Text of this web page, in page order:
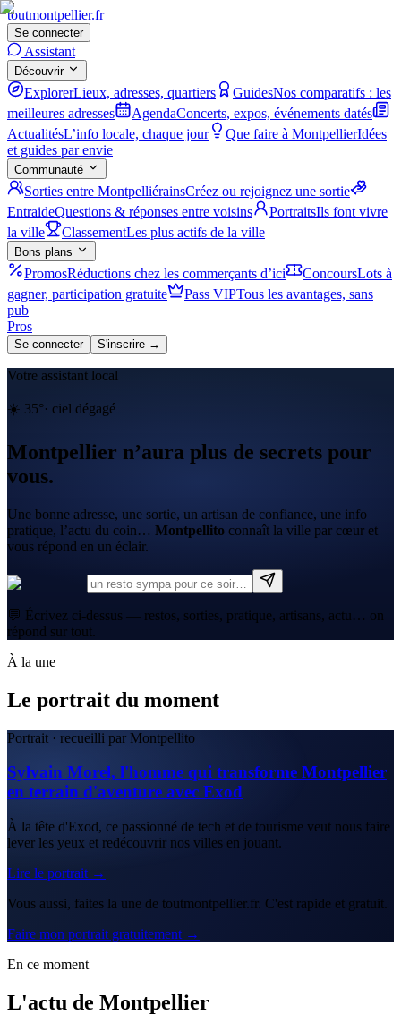
toutmontpellier.fr
Se connecter
Assistant
Découvrir
ExplorerLieux, adresses, quartiers GuidesNos comparatifs : les
meilleures adresses
AgendaConcerts, expos, événements datés
ActualitésL’info locale, chaque jour Que faire à MontpellierIdées
et guides par envie
Communauté
Sorties entre MontpelliérainsCréez ou rejoignez une sortie
EntraideQuestions & réponses entre voisins PortraitsIls font vivre
la ville
ClassementLes plus actifs de la ville
Bons plans
PromosRéductions chez les commerçants d’ici ConcoursLots à
gagner, participation gratuite
Pass VIPTous les avantages, sans
pub
Pros
Se connecter S'inscrire →
Votre assistant local
☀️ 35°· ciel dégagé
Montpellier n’aura plus de secrets pour
vous.
Une bonne adresse, une sortie, un artisan de confiance, une info
pratique, l’actu du coin… Montpellito connaît la ville par cœur et
vous répond en un éclair.
💬 Écrivez ci-dessus — restos, sorties, pratique, artisans, actu… on
répond sur tout.
À la une
Le portrait du moment
Portrait · recueilli par Montpellito
Sylvain Morel, l'homme qui transforme Montpellier
en terrain d'aventure avec Exod
À la tête d'Exod, ce passionné de tech et de tourisme veut nous faire
lever les yeux et redécouvrir nos villes en jouant.
Lire le portrait →
Vous aussi, faites la une de toutmontpellier.fr. C'est rapide et gratuit.
Faire mon portrait gratuitement →
En ce moment
L'actu de Montpellier